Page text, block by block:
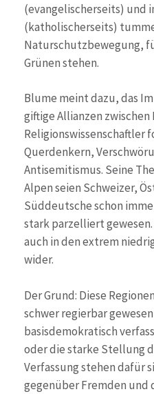
(evangelischerseits) und
(katholischerseits)
Naturschutzbewegung,
Grünen stehen.
Blume meint dazu, das
giftige Allianzen
Religionswissenschaftler
Querdenkern,
Antisemitismus. Seine
Alpen seien Schweizer,
Süddeutsche schon
stark parzelliert gewesen.
auch in den extrem
wider.
Der Grund: Diese
schwer regierbar
basisdemokratisch
oder die starke Stellung
Verfassung stehen dafür
gegenüber Fremden und